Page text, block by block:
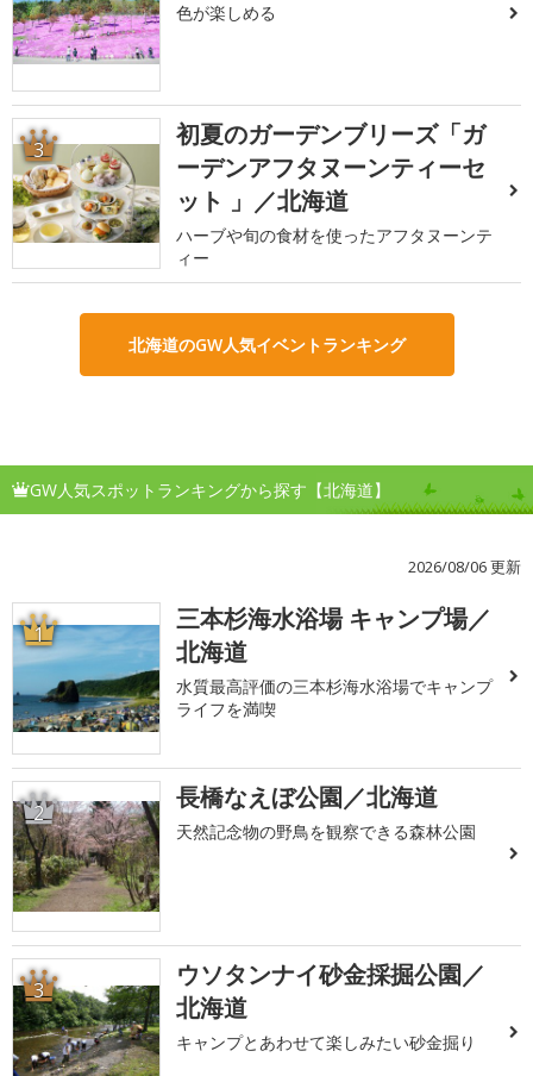
色が楽しめる
3
初夏のガーデンブリーズ「ガ
ーデンアフタヌーンティーセ
ット 」／北海道
ハーブや旬の食材を使ったアフタヌーンテ
ィー
北海道のGW人気イベントランキング
GW人気スポットランキングから探す【北海道】
2026/08/06 更新
1
三本杉海水浴場 キャンプ場／
北海道
水質最高評価の三本杉海水浴場でキャンプ
ライフを満喫
2 長橋なえぼ公園／北海道
天然記念物の野鳥を観察できる森林公園
3
ウソタンナイ砂金採掘公園／
北海道
キャンプとあわせて楽しみたい砂金掘り